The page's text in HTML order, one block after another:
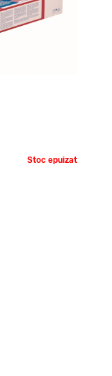
Stoc epuizat